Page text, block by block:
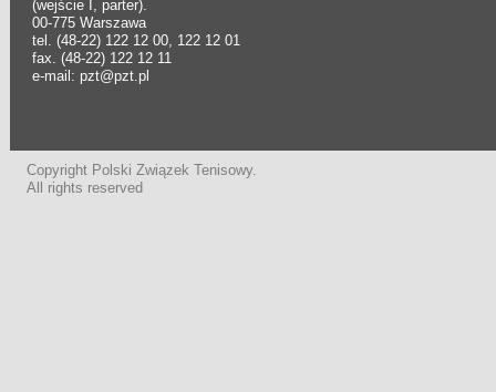
(wejście I, parter).
00-775 Warszawa
tel. (48-22) 122 12 00, 122 12 01
fax. (48-22) 122 12 11
e-mail: pzt@pzt.pl
Copyright Polski Związek Tenisowy.
All rights reserved